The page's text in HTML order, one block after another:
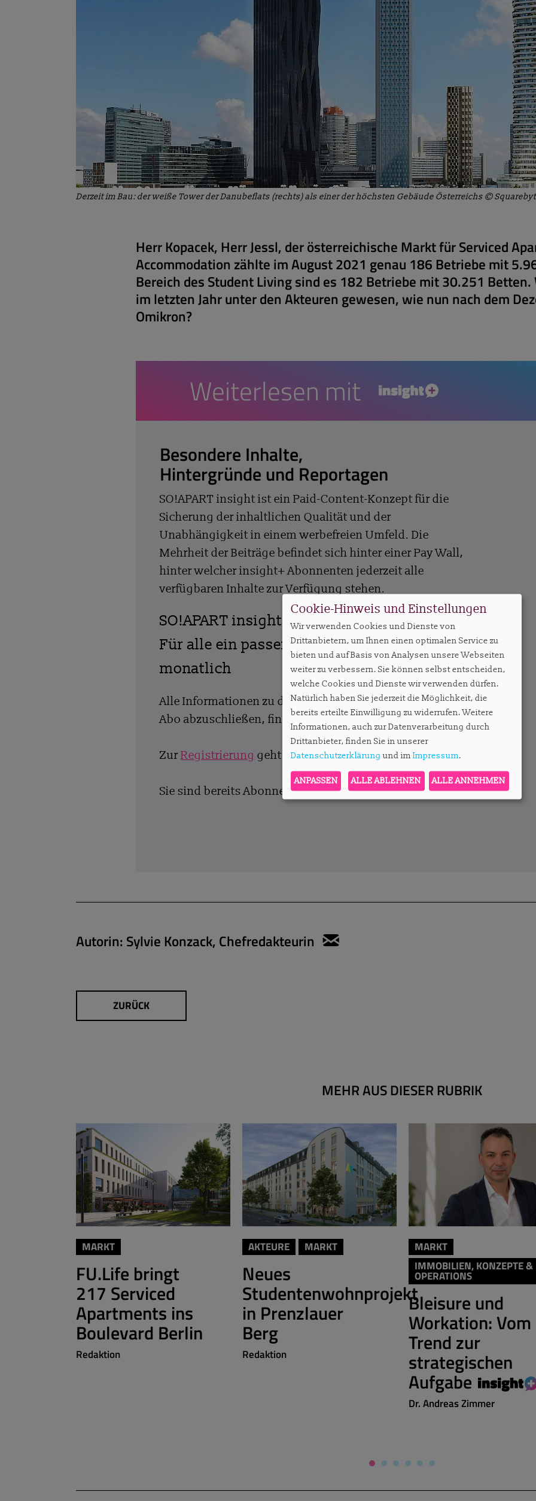
Derzeit im Bau: der weiße Tower der Danubeflats (rechts) als einer der höchsten Gebäude Österreichs ©
Herr Kopacek, Herr Jessl, der österreichische Markt für Serviced
Accommodation zählte im August 2021 genau 186 Betriebe mit
Bereich des Student Living sind es 182 Betriebe mit 30.251
im letzten Jahr unter den Akteuren gewesen, wie nun nach dem
Omikron?
Weiterlesen mit
Besondere Inhalte,
Hintergründe und Reportagen
SO!APART insight ist ein Paid-Content-Konzept für die
Sicherung der inhaltlichen Qualität und der
Unabhängigkeit in einem werbefreien Umfeld. Die
Mehrheit der Beiträge befindet sich hinter einer Pay Wall,
hinter welcher insight+ Abonnenten jederzeit alle
verfügbaren Inhalte zur Verfügung stehen.
SO!APART insight+
Für alle ein passendes Abo – ab EUR 27,50
monatlich
Alle Informationen zu den Abos und die Möglichkeit, ein
Abo abzuschließen, finden Siehier.
ZurRegistrierung geht es hier entlang.
Sie sind bereits Abonnent?Hier anmelden.
Autorin: Sylvie Konzack, Chefredakteurin
ZURÜCK
MEHR AUS DIESER RUBRIK
MARKT
FU.Life bringt
217 Serviced
Apartments ins
Boulevard Berlin
Redaktion
AKTEURE MARKT
Neues
Studentenwohnprojekt
in Prenzlauer
Berg
Redaktion
MARKT
IMMOBILIEN, KONZEPTE &
OPERATIONS
Bleisure und
Workation: Vom
Trend zur
strategischen
Aufgabe
Dr. Andreas Zimmer
Cookie-Hinweis und Einstellungen
Wir verwenden Cookies und Dienste von
Drittanbietern, um Ihnen einen optimalen Service zu
bieten und auf Basis von Analysen unsere Webseiten
weiter zu verbessern. Sie können selbst entscheiden,
welche Cookies und Dienste wir verwenden dürfen.
Natürlich haben Sie jederzeit die Möglichkeit, die
bereits erteilte Einwilligung zu widerrufen. Weitere
Informationen, auch zur Datenverarbeitung durch
Drittanbieter, finden Sie in unserer
Datenschutzerklärung und im Impressum.
ANPASSEN ALLE ABLEHNEN ALLE ANNEHMEN